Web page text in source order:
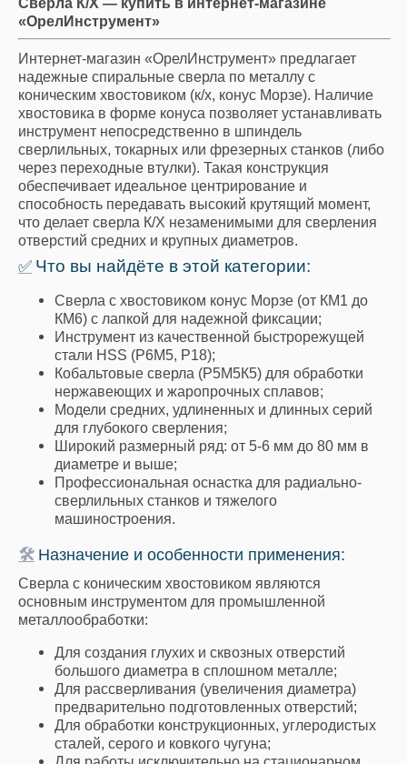
Сверла К/Х — купить в интернет-магазине
«ОрелИнструмент»
Интернет-магазин «ОрелИнструмент» предлагает
надежные спиральные сверла по металлу с
коническим хвостовиком (к/х, конус Морзе). Наличие
хвостовика в форме конуса позволяет устанавливать
инструмент непосредственно в шпиндель
сверлильных, токарных или фрезерных станков (либо
через переходные втулки). Такая конструкция
обеспечивает идеальное центрирование и
способность передавать высокий крутящий момент,
что делает сверла К/Х незаменимыми для сверления
отверстий средних и крупных диаметров.
✅ Что вы найдёте в этой категории:
Сверла с хвостовиком конус Морзе (от КМ1 до
КМ6) с лапкой для надежной фиксации;
Инструмент из качественной быстрорежущей
стали HSS (Р6М5, Р18);
Кобальтовые сверла (Р5М5К5) для обработки
нержавеющих и жаропрочных сплавов;
Модели средних, удлиненных и длинных серий
для глубокого сверления;
Широкий размерный ряд: от 5-6 мм до 80 мм в
диаметре и выше;
Профессиональная оснастка для радиально-
сверлильных станков и тяжелого
машиностроения.
🛠 Назначение и особенности применения:
Сверла с коническим хвостовиком являются
основным инструментом для промышленной
металлообработки:
Для создания глухих и сквозных отверстий
большого диаметра в сплошном металле;
Для рассверливания (увеличения диаметра)
предварительно подготовленных отверстий;
Для обработки конструкционных, углеродистых
сталей, серого и ковкого чугуна;